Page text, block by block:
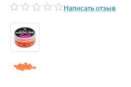
Написать отзыв